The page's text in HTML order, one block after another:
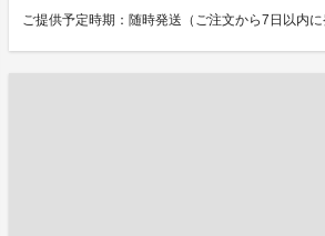
ご提供予定時期：随時発送（ご注文から7日以内に